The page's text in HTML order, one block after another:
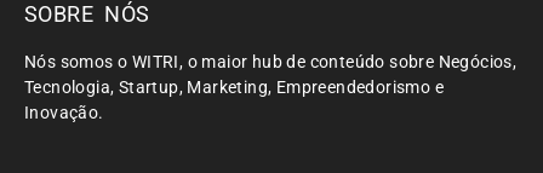
SOBRE NÓS
Nós somos o WITRI, o maior hub de conteúdo sobre Negócios,
Tecnologia, Startup, Marketing, Empreendedorismo e
Inovação.